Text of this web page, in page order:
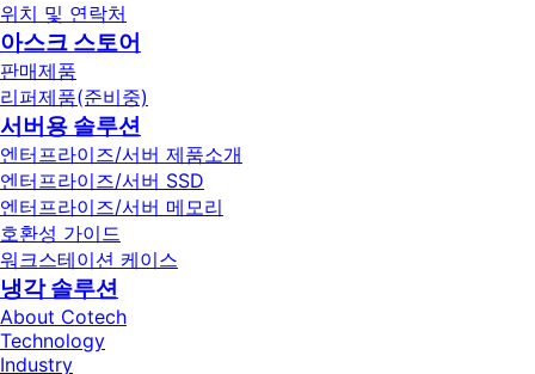
위치 및 연락처
아스크 스토어
판매제품
리퍼제품(준비중)
서버용 솔루션
엔터프라이즈/서버 제품소개
엔터프라이즈/서버 SSD
엔터프라이즈/서버 메모리
호환성 가이드
워크스테이션 케이스
냉각 솔루션
About Cotech
Technology
Industry